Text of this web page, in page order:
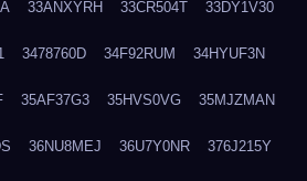
33ANXYRH 33CR504T 33DY1V30
3478760D 34F92RUM 34HYUF3N
35AF37G3 35HVS0VG 35MJZMAN
36NU8MEJ 36U7Y0NR 376J215Y